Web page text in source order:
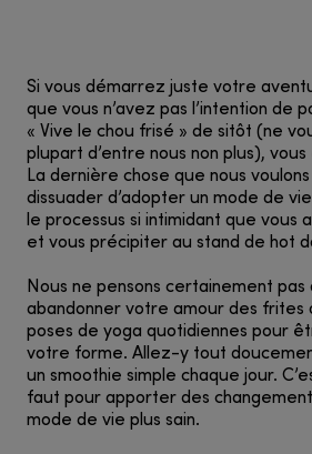
Si vous démarrez juste votre
que vous n’avez pas l’intention de
« Vive le chou frisé » de sitôt (ne
plupart d’entre nous non plus),
La dernière chose que nous
dissuader d’adopter un mode de
le processus si intimidant que vous
et vous précipiter au stand de hot
Nous ne pensons certainement
abandonner votre amour des frites
poses de yoga quotidiennes pour
votre forme. Allez-y tout
un smoothie simple chaque jour.
faut pour apporter des
mode de vie plus sain.